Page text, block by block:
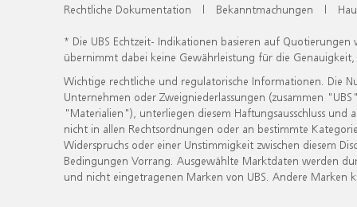
Rechtliche Dokumentation | Bekanntmachungen |
* Die UBS Echtzeit- Indikationen basieren auf
übernimmt dabei keine Gewährleistung für die
Wichtige rechtliche und regulatorische Informationen. Die
Unternehmen oder Zweigniederlassungen (zusammen
"Materialien"), unterliegen diesem Haftungsausschluss
nicht in allen Rechtsordnungen oder an bestimmte
Widerspruchs oder einer Unstimmigkeit zwischen diesem
Bedingungen Vorrang. Ausgewählte Marktdaten werden
und nicht eingetragenen Marken von UBS. Andere Marken